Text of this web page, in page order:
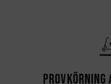
Provkörning